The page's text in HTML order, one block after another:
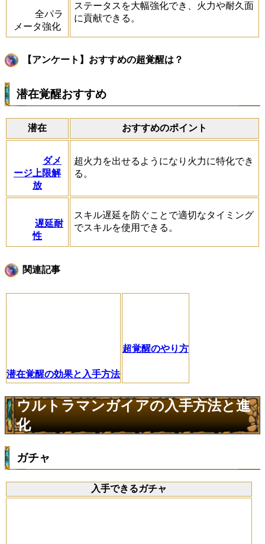
全パラ
メータ強化
ステータスを大幅強化でき、火力や耐久面
に貢献できる。
【アンケート】おすすめの超覚醒は？
潜在覚醒おすすめ
潜在 おすすめのポイント
ダメ
ージ上限解
放
超火力を出せるようになり火力に特化でき
る。
遅延耐
性
スキル遅延を防ぐことで適切なタイミング
でスキルを使用できる。
関連記事
潜在覚醒の効果と入手方法
超覚醒のやり方
ウルトラマンガイアの入手方法と進
化
ガチャ
入手できるガチャ